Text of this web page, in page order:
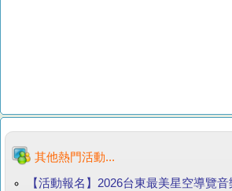
其他熱門活動...
【活動報名】2026台東最美星空導覽